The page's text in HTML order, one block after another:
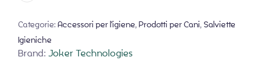
Categorie: Accessori per l'igiene, Prodotti per Cani, Salviette
Igieniche
Brand: Joker Technologies